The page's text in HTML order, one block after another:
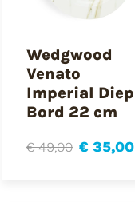
Wedgwood
Venato
Imperial Diep
Bord 22 cm
€ 49,00 € 35,00